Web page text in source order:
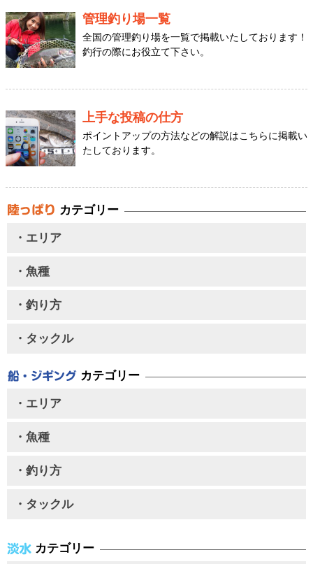
管理釣り場一覧
全国の管理釣り場を一覧で掲載いたしております！
釣行の際にお役立て下さい。
上手な投稿の仕方
ポイントアップの方法などの解説はこちらに掲載い
たしております。
カテゴリー
・エリア
・魚種
・釣り方
・タックル
カテゴリー
・エリア
・魚種
・釣り方
・タックル
カテゴリー